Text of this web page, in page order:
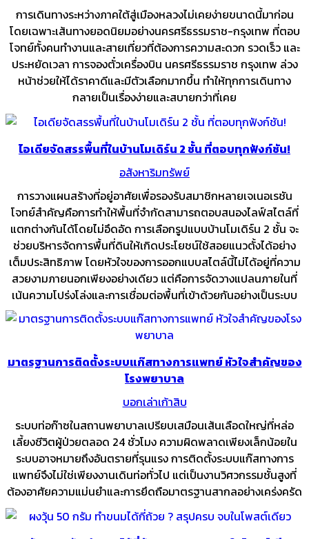
การเดินทางระหว่างภาคใต้สู่เมืองหลวงไม่เคยง่ายขนาดนี้มาก่อน
โดยเฉพาะเส้นทางยอดนิยมอย่างนครศรีธรรมราช-กรุงเทพ ที่ตอบ
โจทย์ทั้งคนทำงานและสายเที่ยวที่ต้องการความสะดวก รวดเร็ว และ
ประหยัดเวลา การจองตั๋วเครื่องบิน นครศรีธรรมราช กรุงเทพ ล่วง
หน้าช่วยให้ได้ราคาดีและมีตัวเลือกมากขึ้น ทำให้ทุกการเดินทาง
กลายเป็นเรื่องง่ายและสบายกว่าที่เคย
ไอเดียจัดสรรพื้นที่ในบ้านโมเดิร์น 2 ชั้น ที่ตอบทุกฟังก์ชัน!
อสังหาริมทรัพย์
การวางแผนสร้างที่อยู่อาศัยเพื่อรองรับสมาชิกหลายเจเนอเรชัน
โจทย์สำคัญคือการทำให้พื้นที่จำกัดสามารถตอบสนองไลฟ์สไตล์ที่
แตกต่างกันได้โดยไม่อึดอัด การเลือกรูปแบบบ้านโมเดิร์น 2 ชั้น จะ
ช่วยบริหารจัดการพื้นที่ดินให้เกิดประโยชน์ใช้สอยแนวตั้งได้อย่าง
เต็มประสิทธิภาพ โดยหัวใจของการออกแบบสไตล์นี้ไม่ได้อยู่ที่ความ
สวยงามภายนอกเพียงอย่างเดียว แต่คือการจัดวางแปลนภายในที่
เน้นความโปร่งโล่งและการเชื่อมต่อพื้นที่เข้าด้วยกันอย่างเป็นระบบ
มาตรฐานการติดตั้งระบบแก๊สทางการแพทย์ หัวใจสำคัญของ
โรงพยาบาล
บอกเล่าเก้าสิบ
ระบบท่อก๊าซในสถานพยาบาลเปรียบเสมือนเส้นเลือดใหญ่ที่หล่อ
เลี้ยงชีวิตผู้ป่วยตลอด 24 ชั่วโมง ความผิดพลาดเพียงเล็กน้อยใน
ระบบอาจหมายถึงอันตรายที่รุนแรง การติดตั้งระบบแก๊สทางการ
แพทย์จึงไม่ใช่เพียงงานเดินท่อทั่วไป แต่เป็นงานวิศวกรรมชั้นสูงที่
ต้องอาศัยความแม่นยำและการยึดถือมาตรฐานสากลอย่างเคร่งครัด